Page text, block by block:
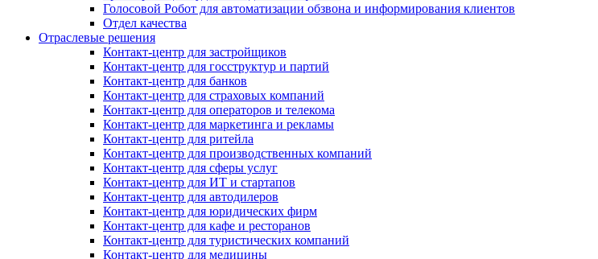
Голосовой Робот для автоматизации обзвона и информирования клиентов
Отдел качества
Отраслевые решения
Контакт-центр для застройщиков
Контакт-центр для госструктур и партий
Контакт-центр для банков
Контакт-центр для страховых компаний
Контакт-центр для операторов и телекома
Контакт-центр для маркетинга и рекламы
Контакт-центр для ритейла
Контакт-центр для производственных компаний
Контакт-центр для сферы услуг
Контакт-центр для ИТ и стартапов
Контакт-центр для автодилеров
Контакт-центр для юридических фирм
Контакт-центр для кафе и ресторанов
Контакт-центр для туристических компаний
Контакт-центр для медицины